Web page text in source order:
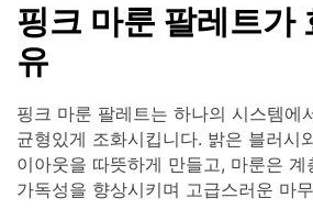
핑크 마룬 팔레트가
유
핑크 마룬 팔레트는 하나의 시스템에
균형있게 조화시킵니다. 밝은 블러시
이아웃을 따뜻하게 만들고, 마룬은
가독성을 향상시키며 고급스러운 마